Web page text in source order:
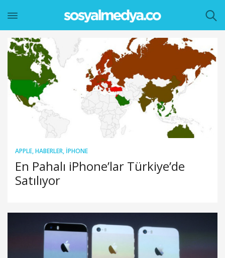
APPLE,HABERLER, IPHONE
En Pahalı iPhone’lar Türkiye’de
Satılıyor